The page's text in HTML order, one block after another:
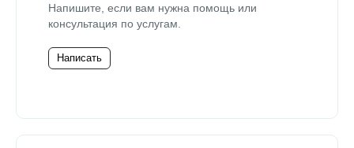
Напишите, если вам нужна помощь или
консультация по услугам.
Написать